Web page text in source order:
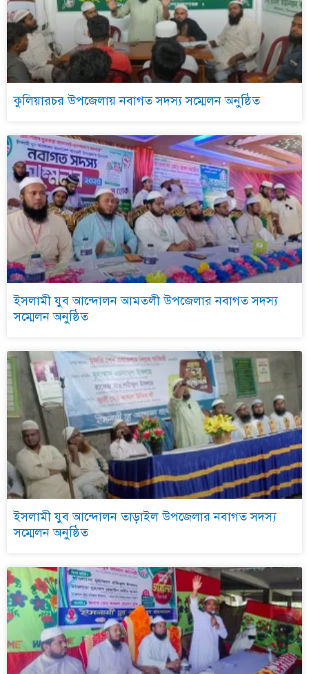
কুলিয়ারচর উপজেলায় নবাগত সদস্য সম্মেলন অনুষ্ঠিত
ইসলামী যুব আন্দোলন আমতলী উপজেলার নবাগত সদস্য
সম্মেলন অনুষ্ঠিত
ইসলামী যুব আন্দোলন তাড়াইল উপজেলার নবাগত সদস্য
সম্মেলন অনুষ্ঠিত